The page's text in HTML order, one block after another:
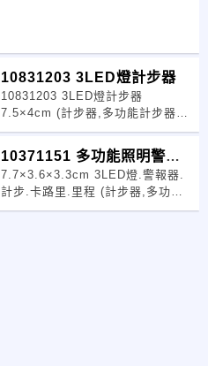
10831203 3LED燈計步器
10831203 3LED燈計步器
7.5×4cm (計步器,多功能計步器,
健康計步器,LED燈計步器,計步器
10371151 多功能照明警報
計步器
7.7×3.6×3.3cm 3LED燈.警報器.
計步.卡路里.里程 (計步器,多功能
計步器,健康計步器,LED燈計步器,